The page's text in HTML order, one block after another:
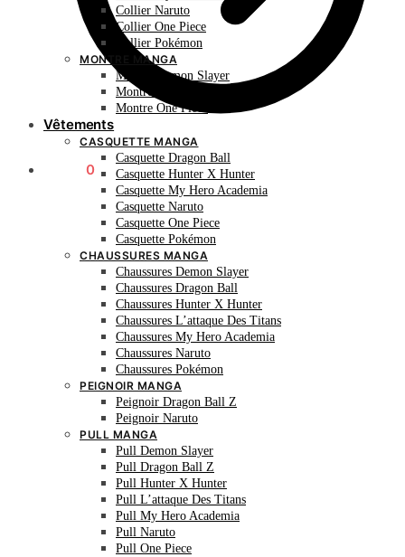
0
Collier Naruto
Collier One Piece
Collier Pokémon
MONTRE MANGA
Montre Demon Slayer
Montre Naruto
Montre One Piece
Vêtements
CASQUETTE MANGA
Casquette Dragon Ball
Casquette Hunter X Hunter
Casquette My Hero Academia
Casquette Naruto
Casquette One Piece
Casquette Pokémon
CHAUSSURES MANGA
Chaussures Demon Slayer
Chaussures Dragon Ball
Chaussures Hunter X Hunter
Chaussures L’attaque Des Titans
Chaussures My Hero Academia
Chaussures Naruto
Chaussures Pokémon
PEIGNOIR MANGA
Peignoir Dragon Ball Z
Peignoir Naruto
PULL MANGA
Pull Demon Slayer
Pull Dragon Ball Z
Pull Hunter X Hunter
Pull L’attaque Des Titans
Pull My Hero Academia
Pull Naruto
Pull One Piece